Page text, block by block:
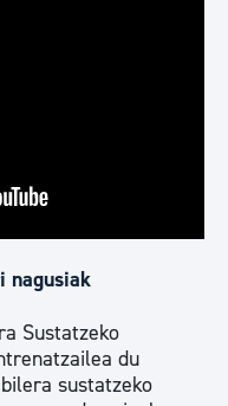
nagusiak
Sustatzeko
du
sustatzeko